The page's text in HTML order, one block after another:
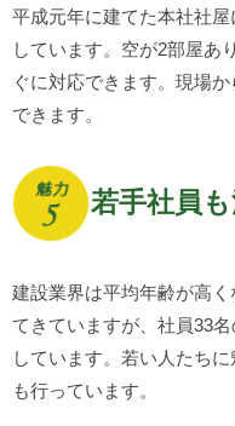
平成元年に建てた本社社
しています。空が2部屋あ
ぐに対応できます。現場
できます。
若手社員
建設業界は平均年齢が高
てきていますが、社員33
しています。若い人たち
も行っています。